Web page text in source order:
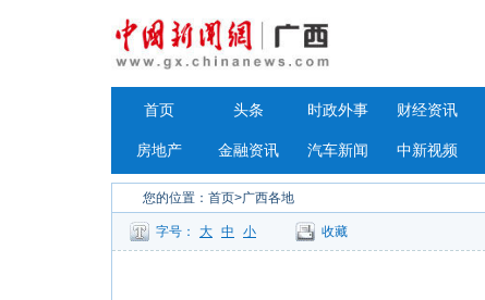
首页 头条 时政外事 财经资讯
房地产 金融资讯 汽车新闻 中新视频
您的位置： 首页>广西各地
字号： 大 中 小 收藏